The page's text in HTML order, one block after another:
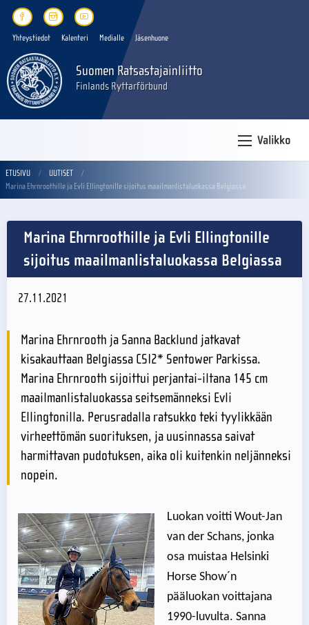
Yhteystiedot Kalenteri Medialle Jäsenhuone
Suomen Ratsastajainliitto
Finlands Ryttarförbund
Valikko
ETUSIVU
UUTISET
Marina Ehrnroothille ja Evli Ellingtonille sijoitus maailmanlistaluokassa Belgiassa
Marina Ehrnroothille ja Evli Ellingtonille
sijoitus maailmanlistaluokassa Belgiassa
27.11.2021
Marina Ehrnrooth ja Sanna Backlund jatkavat
kisakauttaan Belgiassa CSI2* Sentower Parkissa.
Marina Ehrnrooth sijoittui perjantai-iltana 145 cm
maailmanlistaluokassa seitsemänneksi Evli
Ellingtonilla. Perusradalla ratsukko teki tyylikkään
virheettömän suorituksen, ja uusinnassa saivat
harmittavan pudotuksen, aika oli kuitenkin neljänneksi
nopein.
Luokan voitti Wout-Jan
van der Schans, jonka
osa muistaa Helsinki
Horse Show´n
pääluokan voittajana
1990-luvulta. Sanna